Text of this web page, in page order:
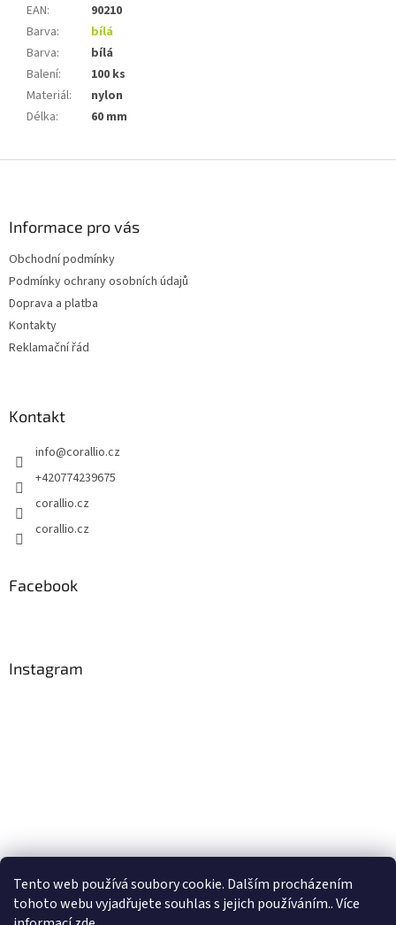
Tento web používá soubory cookie. Dalším procházením
tohoto webu vyjadřujete souhlas s jejich používáním.. Více
EAN:
90210
Barva:
bílá
Barva:
bílá
Balení:
100 ks
Materiál:
nylon
Délka: 60 mm
Informace pro vás
Obchodní podmínky
Podmínky ochrany osobních údajů
Doprava a platba
Kontakty
Reklamační řád
Kontakt
info@corallio.cz
+420774239675
corallio.cz
corallio.cz
Facebook
Instagram
Sledovat na Instagramu